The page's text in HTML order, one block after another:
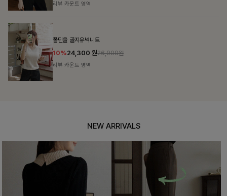
리뷰 카운트 영역
폴딘울 골지유넥니트
10%24,300 원26,900원
리뷰 카운트 영역
NEW ARRIVALS